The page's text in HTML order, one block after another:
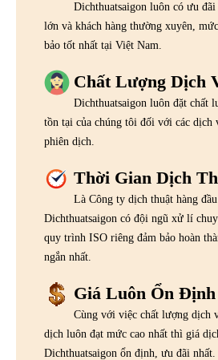
Dichthuatsaigon luôn có ưu
lớn và khách hàng thường xuyên,
bảo tốt nhất tại Việt Nam.
Chất Lượng Dịch
Dichthuatsaigon luôn đặt chất
tồn tại của chúng tôi đối với các dịch
phiên dịch.
Thời Gian Dịch
Là Công ty dịch thuật hàng đầu
Dichthuatsaigon có đội ngũ xử lí
quy trình ISO riêng đảm bảo hoàn
ngắn nhất.
Giá Luôn Ổn Định
Cùng với việc chất lượng dịch
dịch luôn đạt mức cao nhất thì giá
Dichthuatsaigon ổn định, ưu đãi nhất.